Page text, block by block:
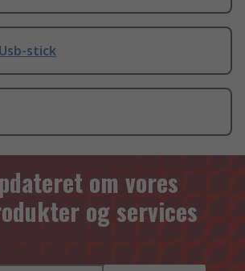
stick
om vores
og services